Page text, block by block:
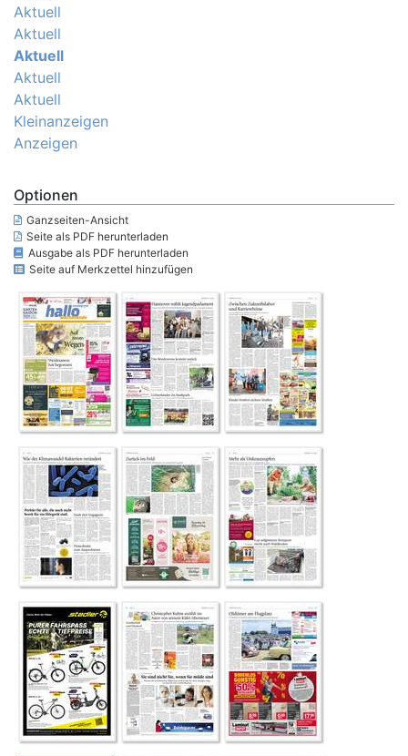
Aktuell
Aktuell
Aktuell
Aktuell
Aktuell
Kleinanzeigen
Anzeigen
Optionen
Ganzseiten-Ansicht
Seite als PDF herunterladen
Ausgabe als PDF herunterladen
Seite auf Merkzettel hinzufügen